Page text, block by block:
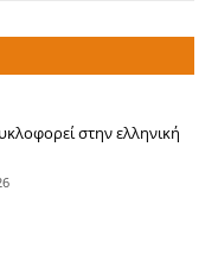
στην ελληνική